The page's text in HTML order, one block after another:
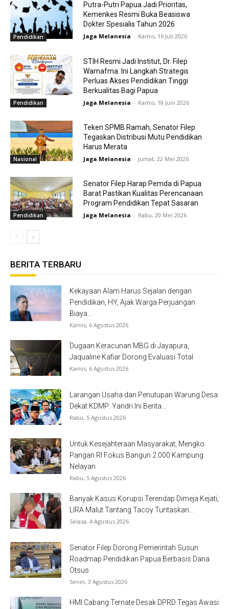
Pendidikan
Putra-Putri Papua Jadi Prioritas,
Kemenkes Resmi Buka Beasiswa
Dokter Spesialis Tahun 2026
Jaga Melanesia - Kamis, 16 Juli 2026
Pendidikan
STIH Resmi Jadi Institut, Dr. Filep
Wamafma: Ini Langkah Strategis
Perluas Akses Pendidikan Tinggi
Berkualitas Bagi Papua
Jaga Melanesia - Kamis, 18 Juni 2026
Nasional
Teken SPMB Ramah, Senator Filep
Tegaskan Distribusi Mutu Pendidikan
Harus Merata
Jaga Melanesia - Jumat, 22 Mei 2026
Pendidikan
Senator Filep Harap Pemda di Papua
Barat Pastikan Kualitas Perencanaan
Program Pendidikan Tepat Sasaran
Jaga Melanesia - Rabu, 20 Mei 2026
BERITA TERBARU
Kekayaan Alam Harus Sejalan dengan
Pendidikan, HY, Ajak Warga Perjuangan
Biaya...
Kamis, 6 Agustus 2026
Dugaan Keracunan MBG di Jayapura,
Jaqualine Kafiar Dorong Evaluasi Total
Kamis, 6 Agustus 2026
Larangan Usaha dan Penutupan Warung Desa
Dekat KDMP: Yandri Ini Berita...
Rabu, 5 Agustus 2026
Untuk Kesejahteraan Masyarakat, Mengko
Pangan RI Fokus Bangun 2.000 Kampung
Nelayan
Rabu, 5 Agustus 2026
Banyak Kasus Korupsi Terendap Dimeja Kejati,
LIRA Malut Tantang Tacoy Tuntaskan...
Selasa, 4 Agustus 2026
Senator Filep Dorong Pemerintah Susun
Roadmap Pendidikan Papua Berbasis Dana
Otsus
Senin, 3 Agustus 2026
HMI Cabang Ternate Desak DPRD Tegas Awasi